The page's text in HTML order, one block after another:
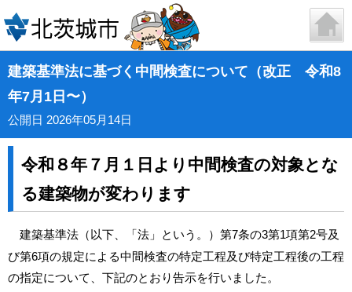
建築基準法に基づく中間検査について（改正 令和8
年7月1日〜）
公開日 2026年05月14日
令和８年７月１日より中間検査の対象とな
る建築物が変わります
建築基準法（以下、「法」という。）第7条の3第1項第2号及
び第6項の規定による中間検査の特定工程及び特定工程後の工程
の指定について、下記のとおり告示を行いました。